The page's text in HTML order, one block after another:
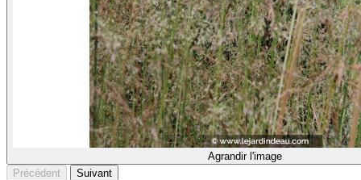
Agrandir l'image
Précédent
Suivant